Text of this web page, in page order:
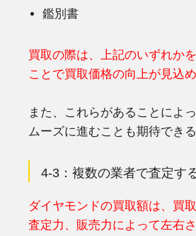
鑑別書
買取の際は、上記のいずれか
ことで買取価格の向上が見込め
また、これらがあることによ
ムーズに進むことも期待できる
4-3：複数の業者で査定す
ダイヤモンドの買取額は、買
査定力、販売力によって左右さ